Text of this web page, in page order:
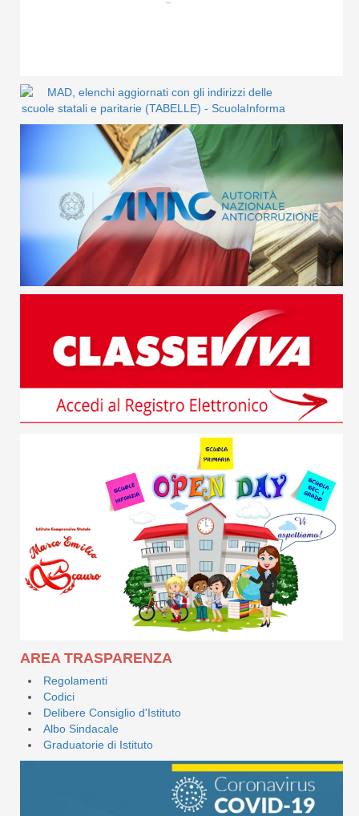
AREA TRASPARENZA
Regolamenti
Codici
Delibere Consiglio d'Istituto
Albo Sindacale
Graduatorie di Istituto